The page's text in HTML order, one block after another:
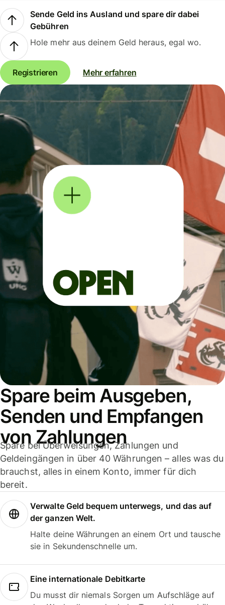
Sende Geld ins Ausland und spare dir dabei
Gebühren
Hole mehr aus deinem Geld heraus, egal wo.
Registrieren Mehr erfahren
Spare beim Ausgeben,
Senden und Empfangen
von Zahlungen
Spare bei Überweisungen, Zahlungen und
Geldeingängen in über 40 Währungen – alles was du
brauchst, alles in einem Konto, immer für dich
bereit.
Verwalte Geld bequem unterwegs, und das auf
der ganzen Welt.
Halte deine Währungen an einem Ort und tausche
sie in Sekundenschnelle um.
Eine internationale Debitkarte
Du musst dir niemals Sorgen um Aufschläge auf